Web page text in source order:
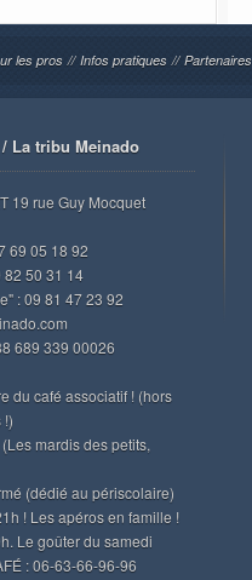
les pros // Infos pratiques // Partenaires
La tribu Meinado
19 rue Guy Mocquet
69 05 18 92
82 50 31 14
: 09 81 47 23 92
689 339 00026
du café associatif ! (hors
!)
mardis des petits,
(dédié au périscolaire)
! Les apéros en famille !
Le goûter du samedi
: 06-63-66-96-96